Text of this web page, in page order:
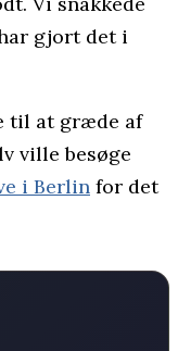
gjort det i
til at græde af
ville besøge
i Berlin for det